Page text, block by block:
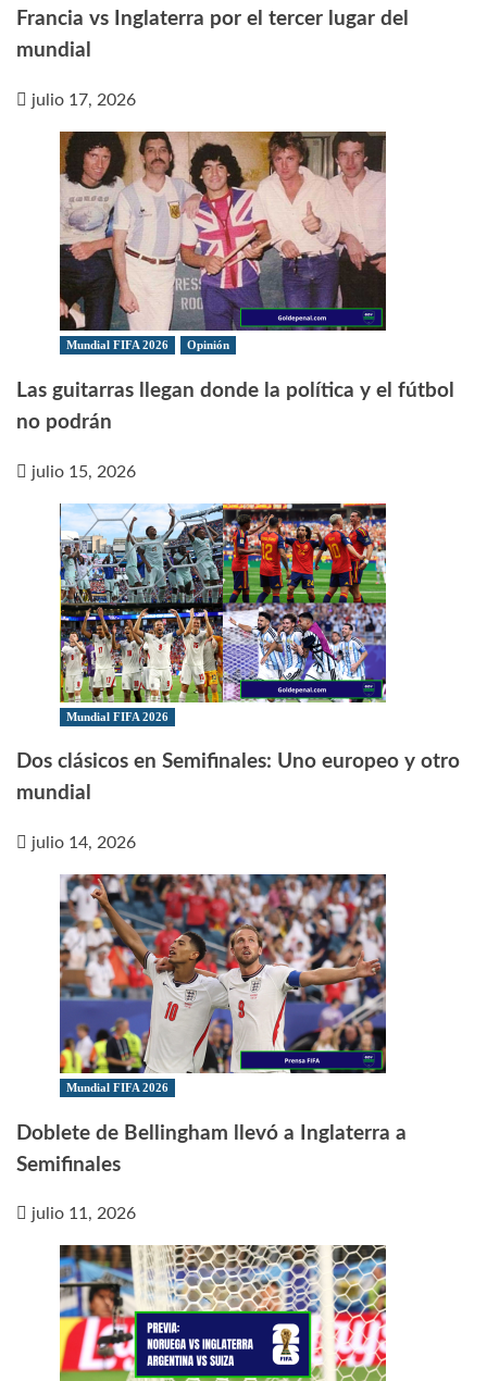
Francia vs Inglaterra por el tercer lugar del
mundial
julio 17, 2026
Mundial FIFA 2026 Opinión
Las guitarras llegan donde la política y el fútbol
no podrán
julio 15, 2026
Mundial FIFA 2026
Dos clásicos en Semifinales: Uno europeo y otro
mundial
julio 14, 2026
Mundial FIFA 2026
Doblete de Bellingham llevó a Inglaterra a
Semifinales
julio 11, 2026